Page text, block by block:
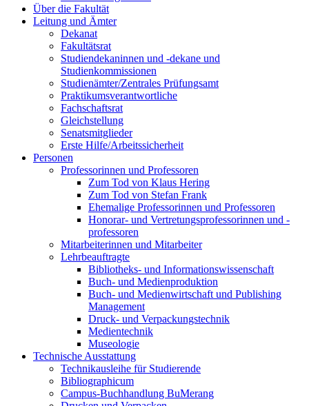
Über die Fakultät
Leitung und Ämter
Dekanat
Fakultätsrat
Studiendekaninnen und -dekane und
Studienkommissionen
Studienämter/Zentrales Prüfungsamt
Praktikumsverantwortliche
Fachschaftsrat
Gleichstellung
Senatsmitglieder
Erste Hilfe/Arbeitssicherheit
Personen
Professorinnen und Professoren
Zum Tod von Klaus Hering
Zum Tod von Stefan Frank
Ehemalige Professorinnen und Professoren
Honorar- und Vertretungsprofessorinnen und -
professoren
Mitarbeiterinnen und Mitarbeiter
Lehrbeauftragte
Bibliotheks- und Informationswissenschaft
Buch- und Medienproduktion
Buch- und Medienwirtschaft und Publishing
Management
Druck- und Verpackungstechnik
Medientechnik
Museologie
Technische Ausstattung
Technikausleihe für Studierende
Bibliographicum
Campus-Buchhandlung BuMerang